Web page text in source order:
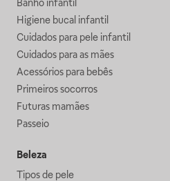
Banho infantil
Higiene bucal infantil
Cuidados para pele infantil
Cuidados para as mães
Acessórios para bebês
Primeiros socorros
Futuras mamães
Passeio
Beleza
Tipos de pele